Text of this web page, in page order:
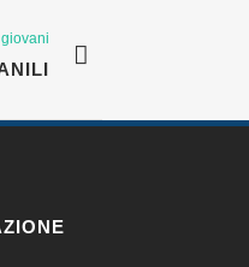
giovani